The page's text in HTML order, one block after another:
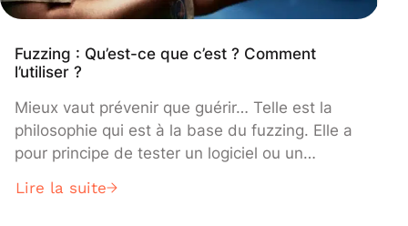
Fuzzing : Qu’est-ce que c’est ? Comment
l’utiliser ?
Mieux vaut prévenir que guérir… Telle est la
philosophie qui est à la base du fuzzing. Elle a
pour principe de tester un logiciel ou un
plus imprévisibles et tenter ainsi de repérer des
Lire la suite